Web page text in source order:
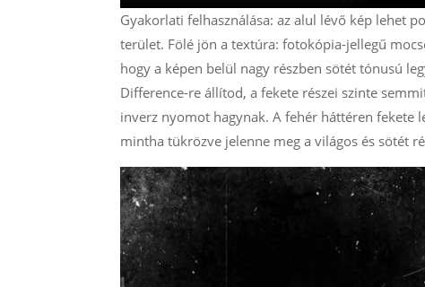
Gyakorlati felhasználása: az alul lévő kép lehet
terület. Fölé jön a textúra: fotokópia-jellegű
hogy a képen belül nagy részben sötét tónusú
Difference-re állítod, a fekete részei szinte
inverz nyomot hagynak. A fehér háttéren fekete
mintha tükrözve jelenne meg a világos és sötét